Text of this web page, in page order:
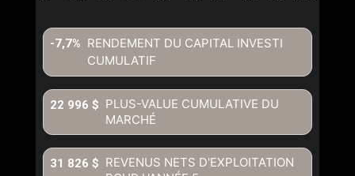
RENDEMENT DU CAPITAL INVESTI
CUMULATIF
-7,7%
PLUS-VALUE CUMULATIVE DU
MARCHÉ
22 996 $
REVENUS NETS D'EXPLOITATION
31 826 $